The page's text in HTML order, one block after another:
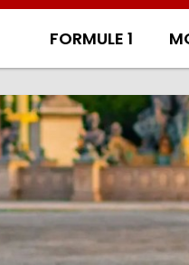
FORMULE 1